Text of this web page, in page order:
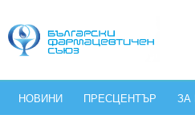
НОВИНИ ПРЕСЦЕНТЪР ЗА